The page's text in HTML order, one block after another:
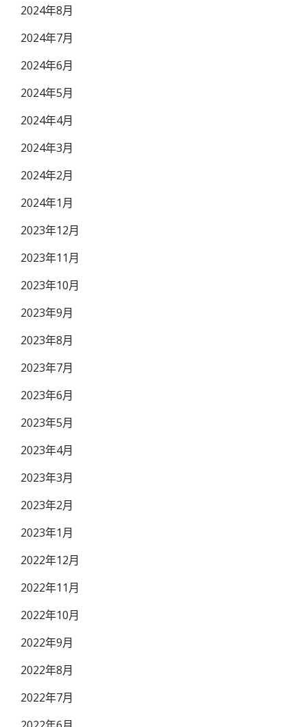
2024年8月
2024年7月
2024年6月
2024年5月
2024年4月
2024年3月
2024年2月
2024年1月
2023年12月
2023年11月
2023年10月
2023年9月
2023年8月
2023年7月
2023年6月
2023年5月
2023年4月
2023年3月
2023年2月
2023年1月
2022年12月
2022年11月
2022年10月
2022年9月
2022年8月
2022年7月